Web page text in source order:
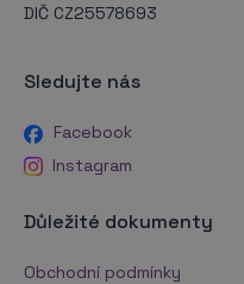
DIČ CZ25578693
Sledujte nás
Facebook
Instagram
Důležité dokumenty
Obchodní podmínky